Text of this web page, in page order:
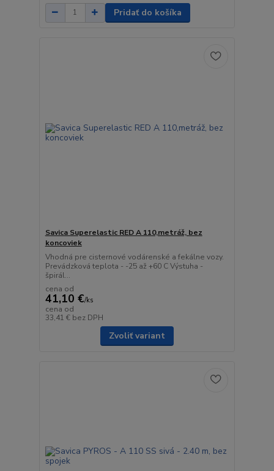
Pridať do košíka
Savica Superelastic RED A 110,metráž, bez
koncoviek
Vhodná pre cisternové vodárenské a fekálne vozy.
Prevádzková teplota - -25 až +60 C Výstuha -
špirál...
cena od
41,10 €/ks
cena od
33,41 € bez DPH
Zvoliť variant